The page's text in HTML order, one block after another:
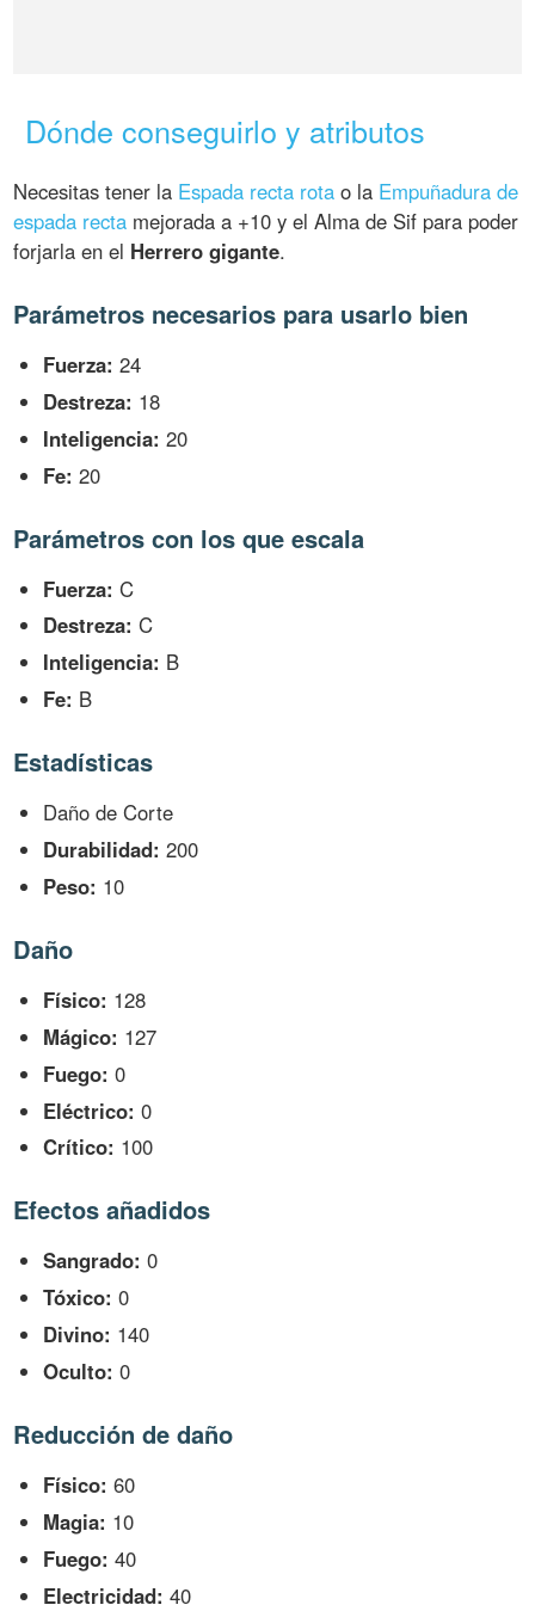
Dónde conseguirlo y atributos
Necesitas tener la Espada recta rota o la Empuñadura de
espada recta mejorada a +10 y el Alma de Sif para poder
forjarla en el Herrero gigante.
Parámetros necesarios para usarlo bien
Fuerza: 24
Destreza: 18
Inteligencia: 20
Fe: 20
Parámetros con los que escala
Fuerza: C
Destreza: C
Inteligencia: B
Fe: B
Estadísticas
Daño de Corte
Durabilidad: 200
Peso: 10
Daño
Físico: 128
Mágico: 127
Fuego: 0
Eléctrico: 0
Crítico: 100
Efectos añadidos
Sangrado: 0
Tóxico: 0
Divino: 140
Oculto: 0
Reducción de daño
Físico: 60
Magia: 10
Fuego: 40
Electricidad: 40